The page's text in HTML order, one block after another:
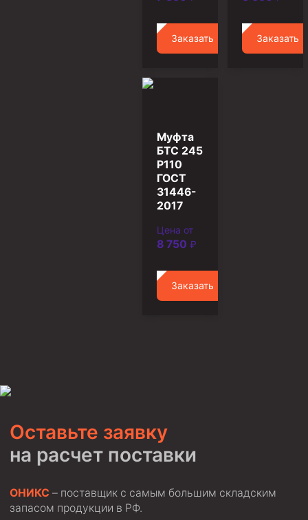
Обсадные трубы и муфты к ним
Муфта БТС 146
Муфта ОТТМ 245
Муфта ОТТМ 324
Заказать Заказать
Муфта
БТС 245
P110
ГОСТ
31446-
2017
Цена от
8 750 ₽
Заказать
Оставьте заявку
на расчет поставки
ОНИКС – поставщик с самым большим складским
запасом продукции в РФ.